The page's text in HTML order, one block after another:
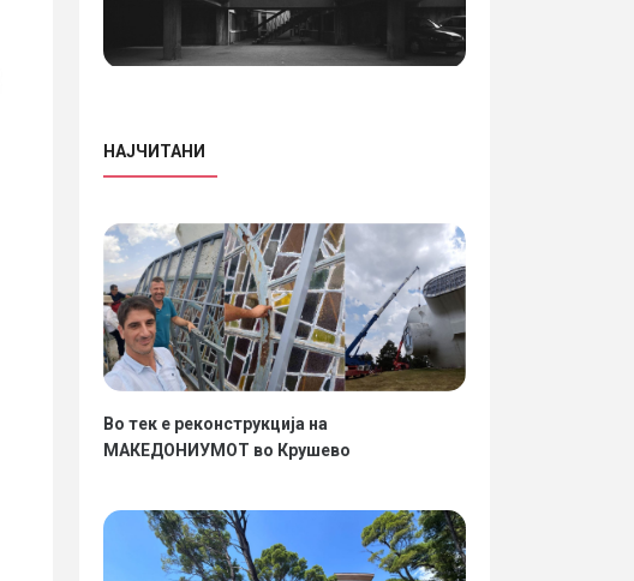
НАЈЧИТАНИ
Во тек е реконструкција на
МАКЕДОНИУМОТ во Крушево